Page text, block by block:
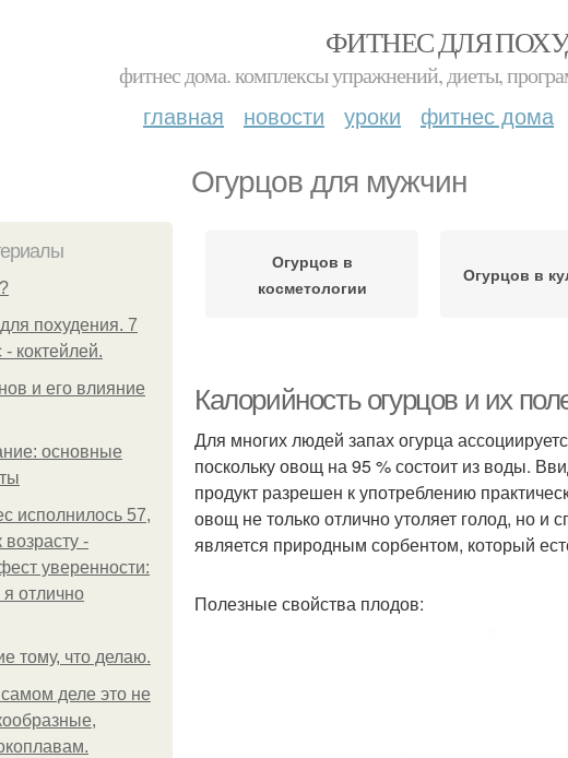
ФИТНЕС ДЛЯ
фитнес дома. комплексы упражнений, диеты,
главная новости уроки фитнес дома
Огурцов для мужчин
похудения. 7
коктейлей.
и его влияние
основные
исполнилось 57,
-
уверенности:
я отлично
тому, что делаю.
деле это не
Огурцов в
косметологии
Огурцов в
Калорийность огурцов и их
Для многих людей запах огурца
поскольку овощ на 95 % состоит из воды.
продукт разрешен к употреблению
овощ не только отлично утоляет голод, но и
является природным сорбентом, который
Полезные свойства плодов: